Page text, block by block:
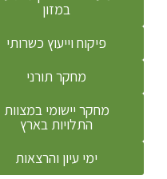
במזון
פיקוח וייעוץ כשרותי
מחקר תורני
מחקר יישומי במצוות
התלויות בארץ
ימי עיון והרצאות